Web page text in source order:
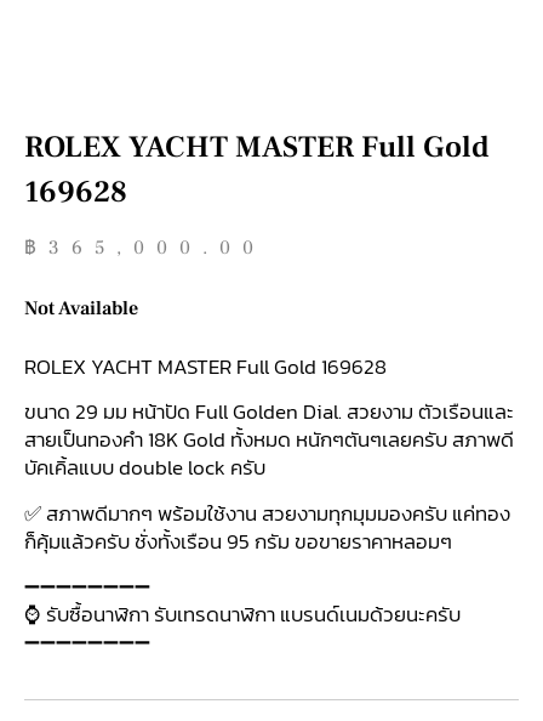
ROLEX YACHT MASTER Full Gold
169628
฿ 365,000.00
Not Available
ROLEX YACHT MASTER Full Gold 169628
ขนาด 29 มม หน้าปัด Full Golden Dial. สวยงาม ตัวเรือนและ
สายเป็นทองคำ 18K Gold ทั้งหมด หนักๆตันๆเลยครับ สภาพดี
บัคเคิ้ลแบบ double lock ครับ
✅ สภาพดีมากๆ พร้อมใช้งาน สวยงามทุกมุมมองครับ แค่ทอง
ก็คุ้มแล้วครับ ชั่งทั้งเรือน 95 กรัม ขอขายราคาหลอมๆ
➖➖➖➖➖➖➖➖
⌚ รับซื้อนาฬิกา รับเทรดนาฬิกา แบรนด์เนมด้วยนะครับ
➖➖➖➖➖➖➖➖